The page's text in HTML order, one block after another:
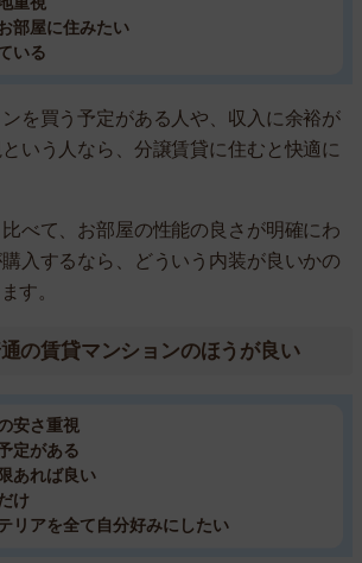
部屋に住みたい
いる
を買う予定がある人や、収入に余裕が
いう人なら、分譲賃貸に住むと快適に
べて、お部屋の性能の良さが明確にわ
入するなら、どういう内装が良いかの
す。
の賃貸マンションのほうが良い
安さ重視
定がある
あれば良い
け
リアを全て自分好みにしたい